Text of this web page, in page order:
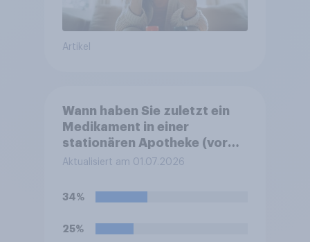
Artikel
Wann haben Sie zuletzt ein
Medikament in einer
stationären Apotheke (vor
Ort / Ladenapotheke)
Aktualisiert am 01.07.2026
34%
25%